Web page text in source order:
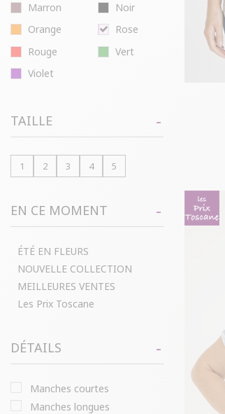
Marron
Noir
Orange
Rose
Rouge
Vert
Violet
TAILLE
1 2 3 4 5
EN CE MOMENT
ÉTÉ EN FLEURS
NOUVELLE COLLECTION
MEILLEURES VENTES
Les Prix Toscane
DÉTAILS
manches courtes
manches longues